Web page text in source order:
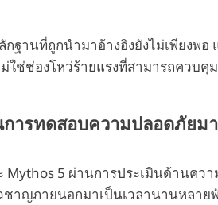
ฐานที่ถูกนำมาอ้างอิงยังไม่เพียงพอ
ใช่ช่องโหว่ร้ายแรงที่สามารถควบ
ารทดสอบความปลอดภัยม
Mythos 5 ผ่านการประเมินด้านค
าญภายนอกมาเป็นเวลานานหลาย